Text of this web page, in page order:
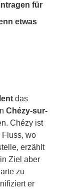
für
etwas
das
Chézy-sur-
Chézy ist
Fluss, wo
erzählt
Ziel aber
zu
er